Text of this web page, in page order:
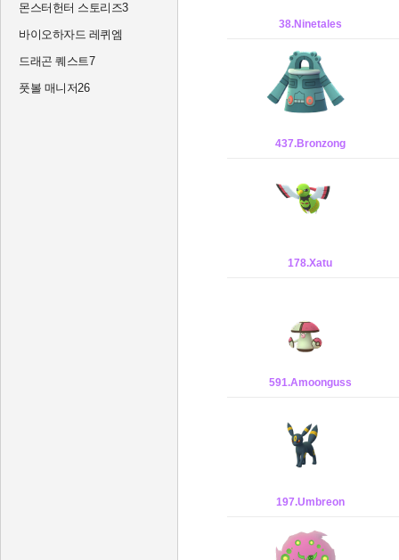
몬스터헌터 스토리즈3
바이오하자드 레퀴엠
드래곤 퀘스트7
풋볼 매니저26
38.Ninetales
437.Bronzong
178.Xatu
591.Amoonguss
197.Umbreon